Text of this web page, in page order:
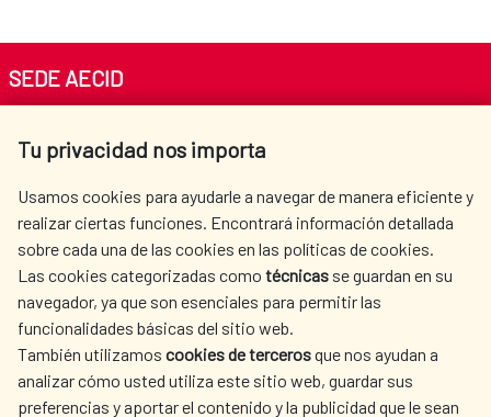
Tu privacidad nos importa
Usamos cookies para ayudarle a navegar de manera eficiente y
realizar ciertas funciones. Encontrará información detallada
sobre cada una de las cookies en las políticas de cookies.
Las cookies categorizadas como técnicas se guardan en su
navegador, ya que son esenciales para permitir las
funcionalidades básicas del sitio web.
También utilizamos cookies de tercerosque nos ayudan a
analizar cómo usted utiliza este sitio web, guardar sus
preferencias y aportar el contenido y la publicidad que le sean
SEDE AECID
Tel. +34 900 20 30 54​​​​​​​
AECID
WHERE DO WE COOPERATE?
SPANISH HUMANITARIAN
ACTION
PRESS ROOM
CULTURE AND SCIENCE LIBRARY